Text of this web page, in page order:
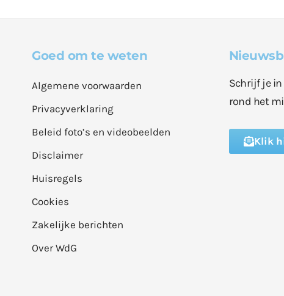
Goed om te weten
Algemene voorwaarden
Privacyverklaring
Beleid foto’s en videobeelden
Disclaimer
Huisregels
Cookies
Zakelijke berichten
Over WdG
Schrijf je
rond het
Klik